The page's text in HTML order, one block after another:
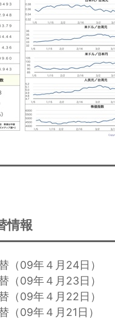
情報
（09年４月24日）
（09年４月23日）
（09年４月22日）
（09年４月21日）